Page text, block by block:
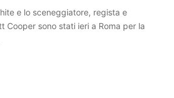
e lo sceneggiatore, regista e
Cooper sono stati ieri a Roma per la